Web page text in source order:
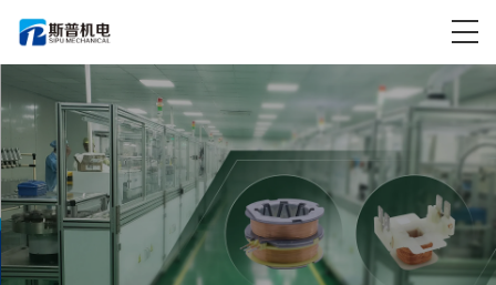
LINHA AUTO PERSONALIZADA
LEIA MAIS